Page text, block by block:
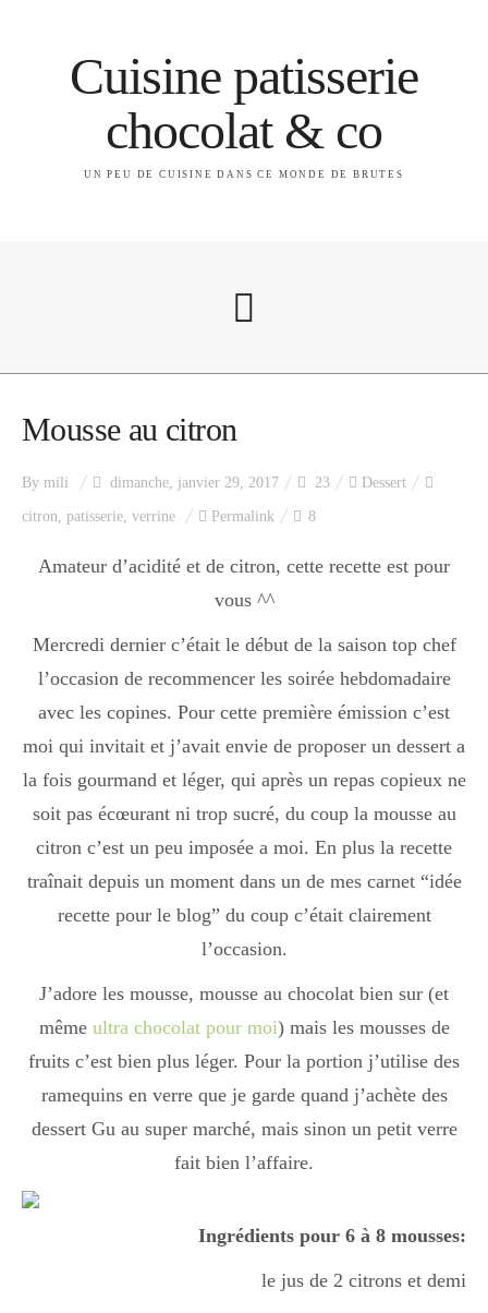
Cuisine patisserie
chocolat & co
UN PEU DE CUISINE DANS CE MONDE DE BRUTES
Index des recettes
Catégories
Apéro
Entrée
plats
Dessert
Boisson chaudes
Les classiques
Recettes Végétariennes
Mousse au citron
By mili dimanche, janvier 29, 2017 23 Dessert
citron, patisserie, verrine Permalink 8
Amateur d’acidité et de citron, cette recette est pour
vous ^^
Mercredi dernier c’était le début de la saison top chef
l’occasion de recommencer les soirée hebdomadaire
avec les copines. Pour cette première émission c’est
moi qui invitait et j’avait envie de proposer un dessert a
la fois gourmand et léger, qui après un repas copieux ne
soit pas écœurant ni trop sucré, du coup la mousse au
citron c’est un peu imposée a moi. En plus la recette
traînait depuis un moment dans un de mes carnet “idée
recette pour le blog” du coup c’était clairement
l’occasion.
J’adore les mousse, mousse au chocolat bien sur (et
même ultra chocolat pour moi) mais les mousses de
fruits c’est bien plus léger. Pour la portion j’utilise des
ramequins en verre que je garde quand j’achète des
dessert Gu au super marché, mais sinon un petit verre
fait bien l’affaire.
Ingrédients pour 6 à 8 mousses:
le jus de 2 citrons et demi